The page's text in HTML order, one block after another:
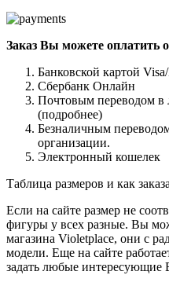
Заказ Вы можете оплатить
Банковской картой
Сбербанк Онлайн
Почтовым переводом
(подробнее)
Безналичным
организации.
Электронный кошелек
Таблица размеров и как
Если на сайте размер не
фигуры у всех разные. Вы
магазина Violetplace, они с
модели. Еще на сайте
задать любые интересующие